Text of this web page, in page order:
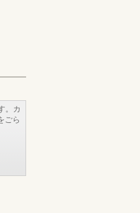
。カ
ごら